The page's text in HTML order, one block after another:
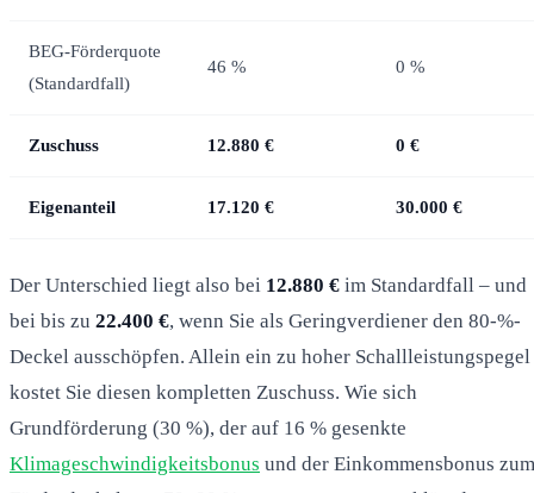
BEG-Förderquote
(Standardfall)
46 % 0 %
Zuschuss 12.880 € 0 €
Eigenanteil 17.120 € 30.000 €
Der Unterschied liegt also bei 12.880 € im Standardfall – und
bei bis zu 22.400 €, wenn Sie als Geringverdiener den 80-%-
Deckel ausschöpfen. Allein ein zu hoher Schallleistungspegel
kostet Sie diesen kompletten Zuschuss. Wie sich
Grundförderung (30 %), der auf 16 % gesenkte
Klimageschwindigkeitsbonus und der Einkommensbonus zum